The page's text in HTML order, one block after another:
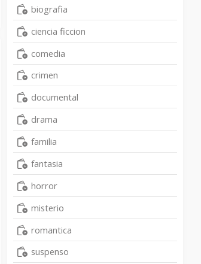
biografia
ciencia ficcion
comedia
crimen
documental
drama
familia
fantasia
horror
misterio
romantica
suspenso